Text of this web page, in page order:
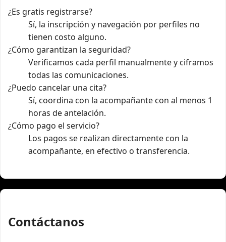
¿Es gratis registrarse?
Sí, la inscripción y navegación por perfiles no
tienen costo alguno.
¿Cómo garantizan la seguridad?
Verificamos cada perfil manualmente y ciframos
todas las comunicaciones.
¿Puedo cancelar una cita?
Sí, coordina con la acompañante con al menos 1
horas de antelación.
¿Cómo pago el servicio?
Los pagos se realizan directamente con la
acompañante, en efectivo o transferencia.
Contáctanos